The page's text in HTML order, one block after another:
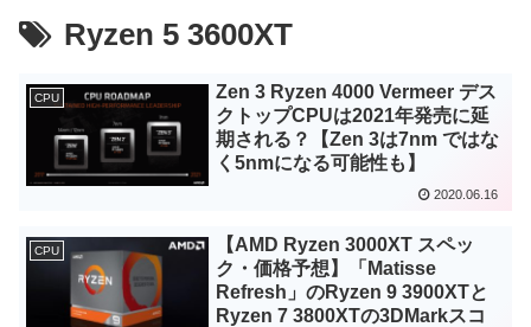
Ryzen 5 3600XT
CPU
Zen 3 Ryzen 4000 Vermeer デス
クトップCPUは2021年発売に延
期される？【Zen 3は7nm ではな
く5nmになる可能性も】
2020.06.16
CPU
【AMD Ryzen 3000XT スペッ
ク・価格予想】「Matisse
Refresh」のRyzen 9 3900XTと
Ryzen 7 3800XTの3DMarkスコ